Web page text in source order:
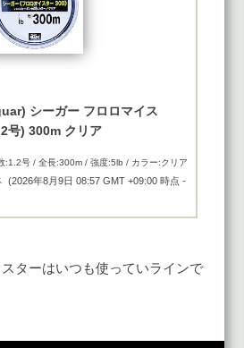
シーガー フロロマイス
号) 300m クリア
:1.2号 / 全長:300m / 強度:5lb / カラー:クリア
(2026年8月9日 08:57 GMT +09:00 時点 -
ターはいつも使っていラインで